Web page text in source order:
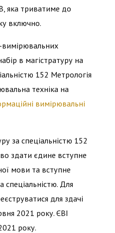
яка триватиме до
включно.
в магістратуру на
152 Метрологія
техніка на
вимірювальні
за спеціальністю 152
здати єдине вступне
мови та вступне
Для
для здачі
2021 року. ЄВІ
року.